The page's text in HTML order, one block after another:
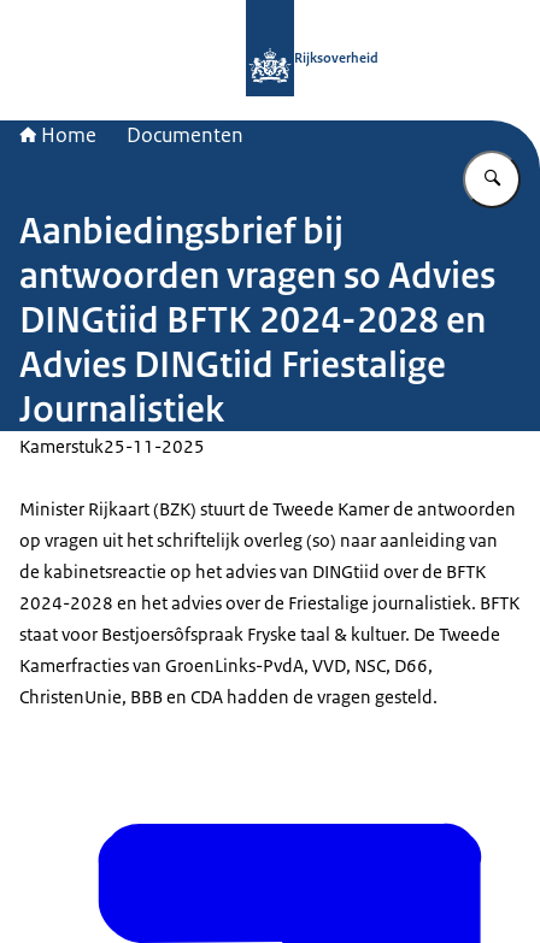
Rijksoverheid
Home Documenten
Aanbiedingsbrief bij
antwoorden vragen so Advies
DINGtiid BFTK 2024-2028 en
Advies DINGtiid Friestalige
Journalistiek
Kamerstuk25-11-2025
Minister Rijkaart (BZK) stuurt de Tweede Kamer de antwoorden
op vragen uit het schriftelijk overleg (so) naar aanleiding van
de kabinetsreactie op het advies van DINGtiid over de BFTK
2024-2028 en het advies over de Friestalige journalistiek. BFTK
staat voor Bestjoersôfspraak Fryske taal & kultuer. De Tweede
Kamerfracties van GroenLinks-PvdA, VVD, NSC, D66,
ChristenUnie, BBB en CDA hadden de vragen gesteld.